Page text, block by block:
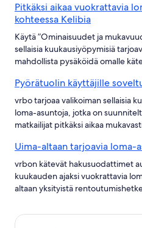
Pitkäksi aikaa vuokrattavia
kohteessa Kelibia
Käytä ”Ominaisuudet ja
sellaisia kuukausiyöpymisiä
mahdollista pysäköidä omalle
Pyörätuolin käyttäjille
vrbo tarjoaa valikoiman sellaisia
loma-asuntoja, jotka on
matkailijat pitkäksi aikaa
Uima-altaan tarjoavia loma-
vrbon kätevät hakusuodattimet
kuukauden ajaksi vuokrattavia
altaan yksityistä